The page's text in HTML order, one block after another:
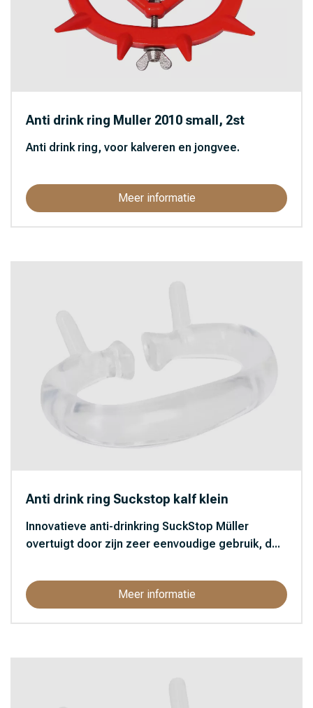
Anti drink ring Muller 2010 small, 2st
Anti drink ring, voor kalveren en jongvee.
Meer informatie
Anti drink ring Suckstop kalf klein
Innovatieve anti-drinkring SuckStop Müller
overtuigt door zijn zeer eenvoudige gebruik, d...
Meer informatie